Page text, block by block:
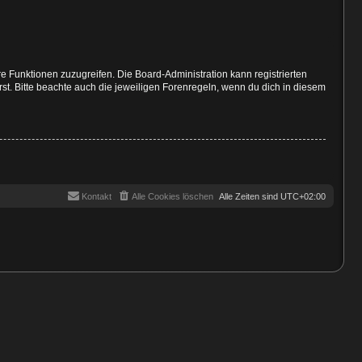
Funktionen zuzugreifen. Die Board-Administration kann registrierten
Bitte beachte auch die jeweiligen Forenregeln, wenn du dich in diesem
Alle Zeiten sind UTC+02:00
Alle Cookies löschen
Kontakt